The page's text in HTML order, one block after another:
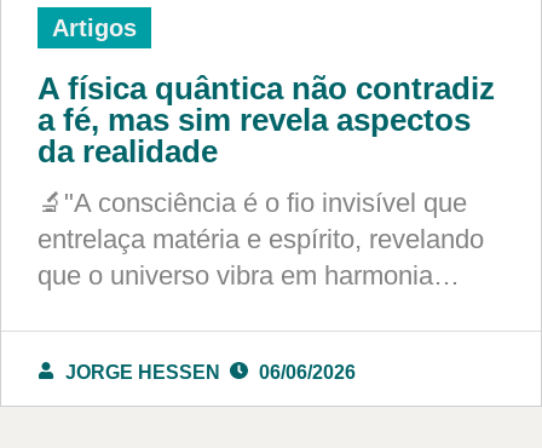
Artigos
A física quântica não contradiz
a fé, mas sim revela aspectos
da realidade
🔬"A consciência é o fio invisível que
entrelaça matéria e espírito, revelando
que o universo vibra em harmonia…
JORGE HESSEN 06/06/2026